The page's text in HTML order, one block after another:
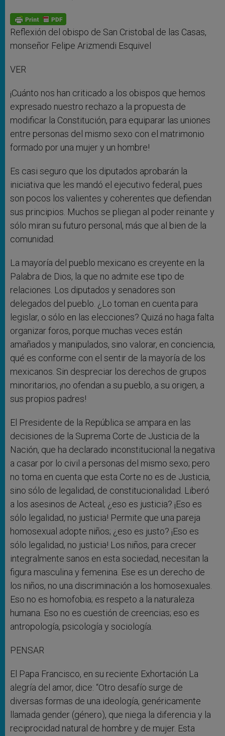
p
p
g
e
r
o
k
Reflexión del obispo de San Cristobal de las Casas,
monseñor Felipe Arizmendi Esquivel
VER
¡Cuánto nos han criticado a los obispos que hemos
expresado nuestro rechazo a la propuesta de
modificar la Constitución, para equiparar las uniones
entre personas del mismo sexo con el matrimonio
formado por una mujer y un hombre!
Es casi seguro que los diputados aprobarán la
iniciativa que les mandó el ejecutivo federal, pues
son pocos los valientes y coherentes que defiendan
sus principios. Muchos se pliegan al poder reinante y
sólo miran su futuro personal, más que al bien de la
comunidad.
La mayoría del pueblo mexicano es creyente en la
Palabra de Dios, la que no admite ese tipo de
relaciones. Los diputados y senadores son
delegados del pueblo. ¿Lo toman en cuenta para
legislar, o sólo en las elecciones? Quizá no haga falta
organizar foros, porque muchas veces están
amañados y manipulados, sino valorar, en conciencia,
qué es conforme con el sentir de la mayoría de los
mexicanos. Sin despreciar los derechos de grupos
minoritarios, ¡no ofendan a su pueblo, a su origen, a
sus propios padres!
El Presidente de la República se ampara en las
decisiones de la Suprema Corte de Justicia de la
Nación, que ha declarado inconstitucional la negativa
a casar por lo civil a personas del mismo sexo; pero
no toma en cuenta que esta Corte no es de Justicia,
sino sólo de legalidad, de constitucionalidad. Liberó
a los asesinos de Acteal; ¿eso es justicia? ¡Eso es
sólo legalidad, no justicia! Permite que una pareja
homosexual adopte niños; ¿eso es justo? ¡Eso es
sólo legalidad, no justicia! Los niños, para crecer
integralmente sanos en esta sociedad, necesitan la
figura masculina y femenina. Ese es un derecho de
los niños, no una discriminación a los homosexuales.
Eso no es homofobia; es respeto a la naturaleza
humana. Eso no es cuestión de creencias; eso es
antropología, psicología y sociología.
PENSAR
El Papa Francisco, en su reciente Exhortación La
alegría del amor, dice: “Otro desafío surge de
diversas formas de una ideología, genéricamente
llamada gender (género), que niega la diferencia y la
reciprocidad natural de hombre y de mujer. Esta